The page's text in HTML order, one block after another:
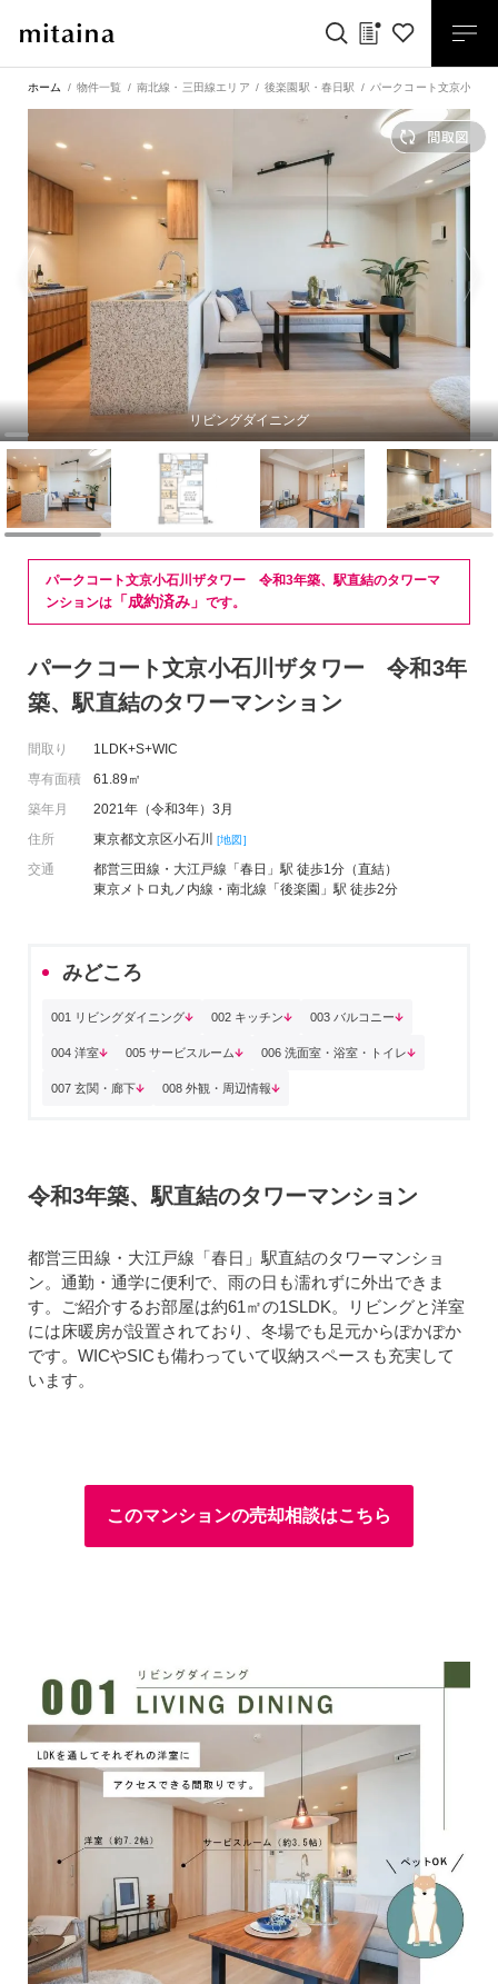
ホーム 物件一覧 南北線・三田線エリア 後楽園駅 ・春日駅 パークコート文京小石
リビングダイニング
パークコート文京小石川ザタワー 令和3年築、駅直結のタワーマ
ンションは 「成約済み」 です。
パークコート文京小石川ザタワー 令和3年
築、駅直結のタワーマンション
間取り
1LDK+S+WIC
専有面積
61.89㎡
築年月
2021年（令和3年）3月
住所
東京都文京区小石川 [地図]
交通
都営三田線・大江戸線「春日」駅 徒歩1分（直結）
東京メトロ丸ノ内線・南北線「後楽園」駅 徒歩2分
みどころ
001 リビングダイニング 002 キッチン 003 バルコニー
004 洋室 005 サービスルーム 006 洗面室・浴室・トイレ
007 玄関・廊下 008 外観・周辺情報
令和3年築、駅直結のタワーマンション
都営三田線・大江戸線「春日」駅直結のタワーマンショ
ン。通勤・通学に便利で、雨の日も濡れずに外出できま
す。ご紹介するお部屋は約61㎡の1SLDK。リビングと洋室
には床暖房が設置されており、冬場でも足元からぽかぽか
です。WICやSICも備わっていて収納スペースも充実して
います。
このマンションの売却相談はこちら